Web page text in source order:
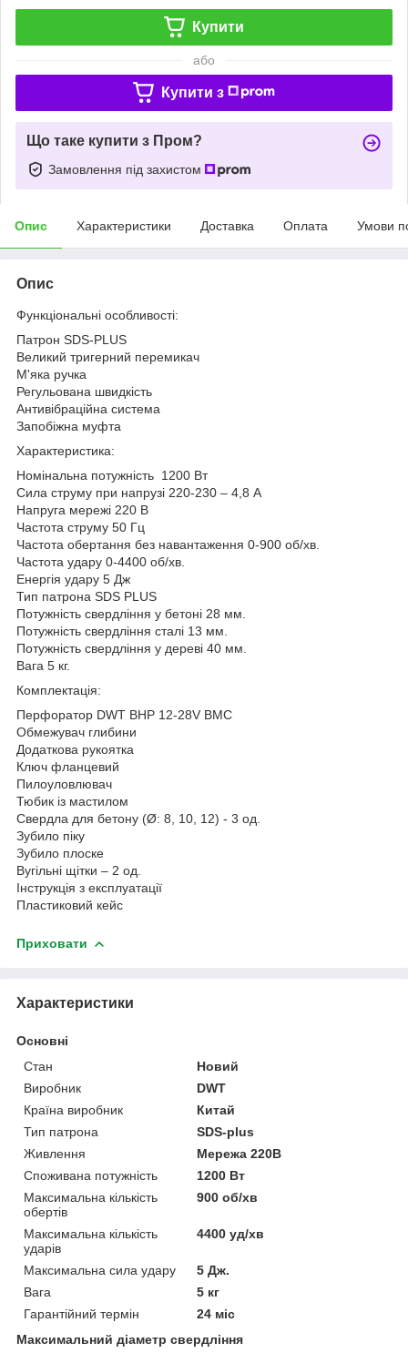
Купити
або
Купити з
Що таке купити з Пром?
Замовлення під захистом
Опис Характеристики Доставка Оплата Умови
Опис
Функціональні особливості:
Патрон SDS-PLUS
Великий тригерний перемикач
М'яка ручка
Регульована швидкість
Антивібраційна система
Запобіжна муфта
Характеристика:
Номінальна потужність 1200 Вт
Сила струму при напрузі 220-230 – 4,8 А
Напруга мережі 220 В
Частота струму 50 Гц
Частота обертання без навантаження 0-900 об/хв.
Частота удару 0-4400 об/хв.
Енергія удару 5 Дж
Тип патрона SDS PLUS
Потужність свердління у бетоні 28 мм.
Потужність свердління сталі 13 мм.
Потужність свердління у дереві 40 мм.
Вага 5 кг.
Комплектація:
Перфоратор DWT BHP 12-28V BMC
Обмежувач глибини
Додаткова рукоятка
Ключ фланцевий
Пилоуловлювач
Тюбик із мастилом
Свердла для бетону (Ø: 8, 10, 12) - 3 од.
Зубило піку
Зубило плоске
Вугільні щітки – 2 од.
Інструкція з експлуатації
Пластиковий кейс
Приховати
Характеристики
Основні
Стан
Новий
Виробник
DWT
Країна виробник
Китай
Тип патрона
SDS-plus
Живлення
Мережа 220В
Споживана потужність
1200 Вт
Максимальна кількість
обертів
900 об/хв
Максимальна кількість
ударів
4400 уд/хв
Максимальна сила удару
5 Дж.
Вага
5 кг
Гарантійний термін
24 міс
Максимальний діаметр свердління